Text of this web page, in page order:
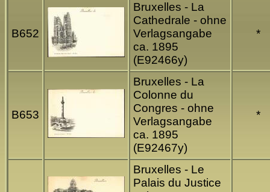
B652
Bruxelles - La
Cathedrale - ohne
Verlagsangabe
ca. 1895
(E92466y)
*
B653
Bruxelles - La
Colonne du
Congres - ohne
Verlagsangabe
ca. 1895
(E92467y)
*
Bruxelles - Le
Palais du Justice